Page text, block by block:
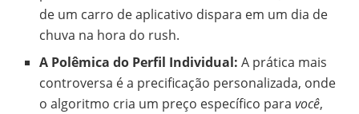
de um carro de aplicativo dispara em um dia de
chuva na hora do rush.
A Polêmica do Perfil Individual: A prática mais
controversa é a precificação personalizada, onde
o algoritmo cria um preço específico paravocê,